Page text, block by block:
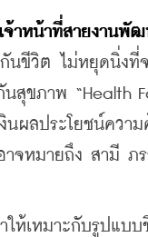
จ้าหน้าที่สายงาน
กันขีวิต ไม่หยุดนิ่ง
ขภาพ “Health
นผลประโยชน์คว
าจหมายถึง สามี ภ
หมาะกับรูปแบบชี